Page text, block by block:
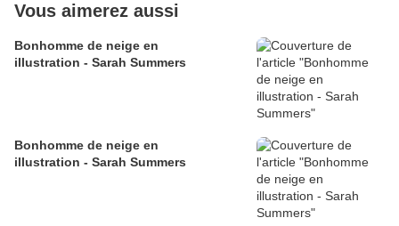
Vous aimerez aussi
Bonhomme de neige en
illustration - Sarah Summers
Bonhomme de neige en
illustration - Sarah Summers